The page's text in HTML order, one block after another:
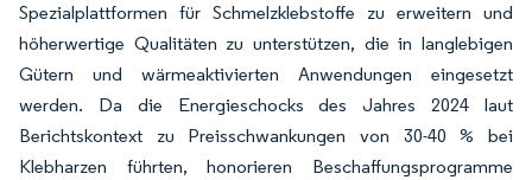
Spezialplattformen für Schmelzklebstoffe zu erweitern und
höherwertige Qualitäten zu unterstützen, die in langlebigen
Gütern und wärmeaktivierten Anwendungen eingesetzt
werden. Da die Energieschocks des Jahres 2024 laut
Berichtskontext zu Preisschwankungen von 30-40 % bei
Klebharzen führten, honorieren Beschaffungsprogramme